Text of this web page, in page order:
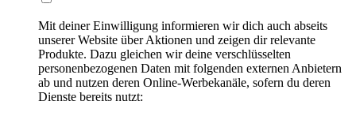
Mit deiner Einwilligung informieren wir dich auch abseits
unserer Website über Aktionen und zeigen dir relevante
Produkte. Dazu gleichen wir deine verschlüsselten
personenbezogenen Daten mit folgenden externen Anbietern
ab und nutzen deren Online-Werbekanäle, sofern du deren
Dienste bereits nutzt: